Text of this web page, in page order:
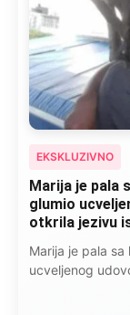
EKSKLUZIVNO
Marija je pala
glumio
otkrila jezivu
Marija je pala
ucveljenog